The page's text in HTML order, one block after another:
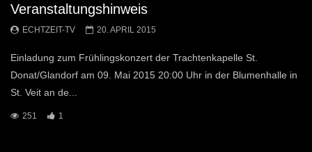
Veranstaltungshinweis
ECHTZEIT-TV 20. APRIL 2015
Einladung zum Frühlingskonzert der Trachtenkapelle St.
Donat/Glandorf am 09. Mai 2015 20:00 Uhr in der Blumenhalle in
St. Veit an de...
251 1